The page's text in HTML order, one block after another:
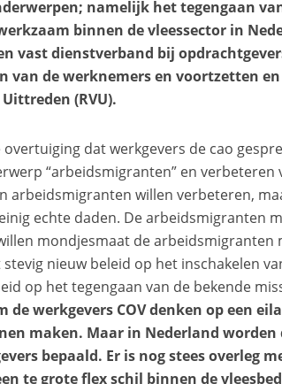
namelijk het tegengaan
binnen de vleessector in
vast dienstverband bij
van de werknemers en voortzetten
(RVU).
overtuiging dat werkgevers de cao
“arbeidsmigranten” en verbeteren
arbeidsmigranten willen verbeteren,
echte daden. De arbeidsmigranten
mondjesmaat de arbeidsmigranten
stevig nieuw beleid op het inschakelen
op het tegengaan van de bekende
de werkgevers COV denken op een
maken. Maar in Nederland
bepaald. Er is nog stees overleg
te grote flex schil binnen de